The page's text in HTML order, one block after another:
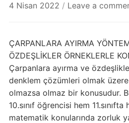
4 Nisan 2022 / Leave a
ÇARPANLARA AYIRMA
ÖZDEŞLİKLER ÖRNEKLERLE
Çarpanlara ayırma ve
denklem çözümleri olmak
olmazsa olmaz bir konusudur.
10.sınıf öğrencisi hem 11.sınıfta
matematik konularında zorluk